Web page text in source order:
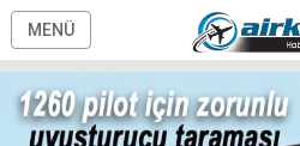
MENÜ